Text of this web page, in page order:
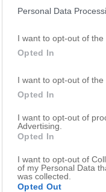
Personal Data
I want to opt-out of the
Opted In
I want to opt-out of the
Opted In
I want to opt-out of
Advertising.
Opted In
I want to opt-out of
of my Personal Data
was collected.
Opted Out